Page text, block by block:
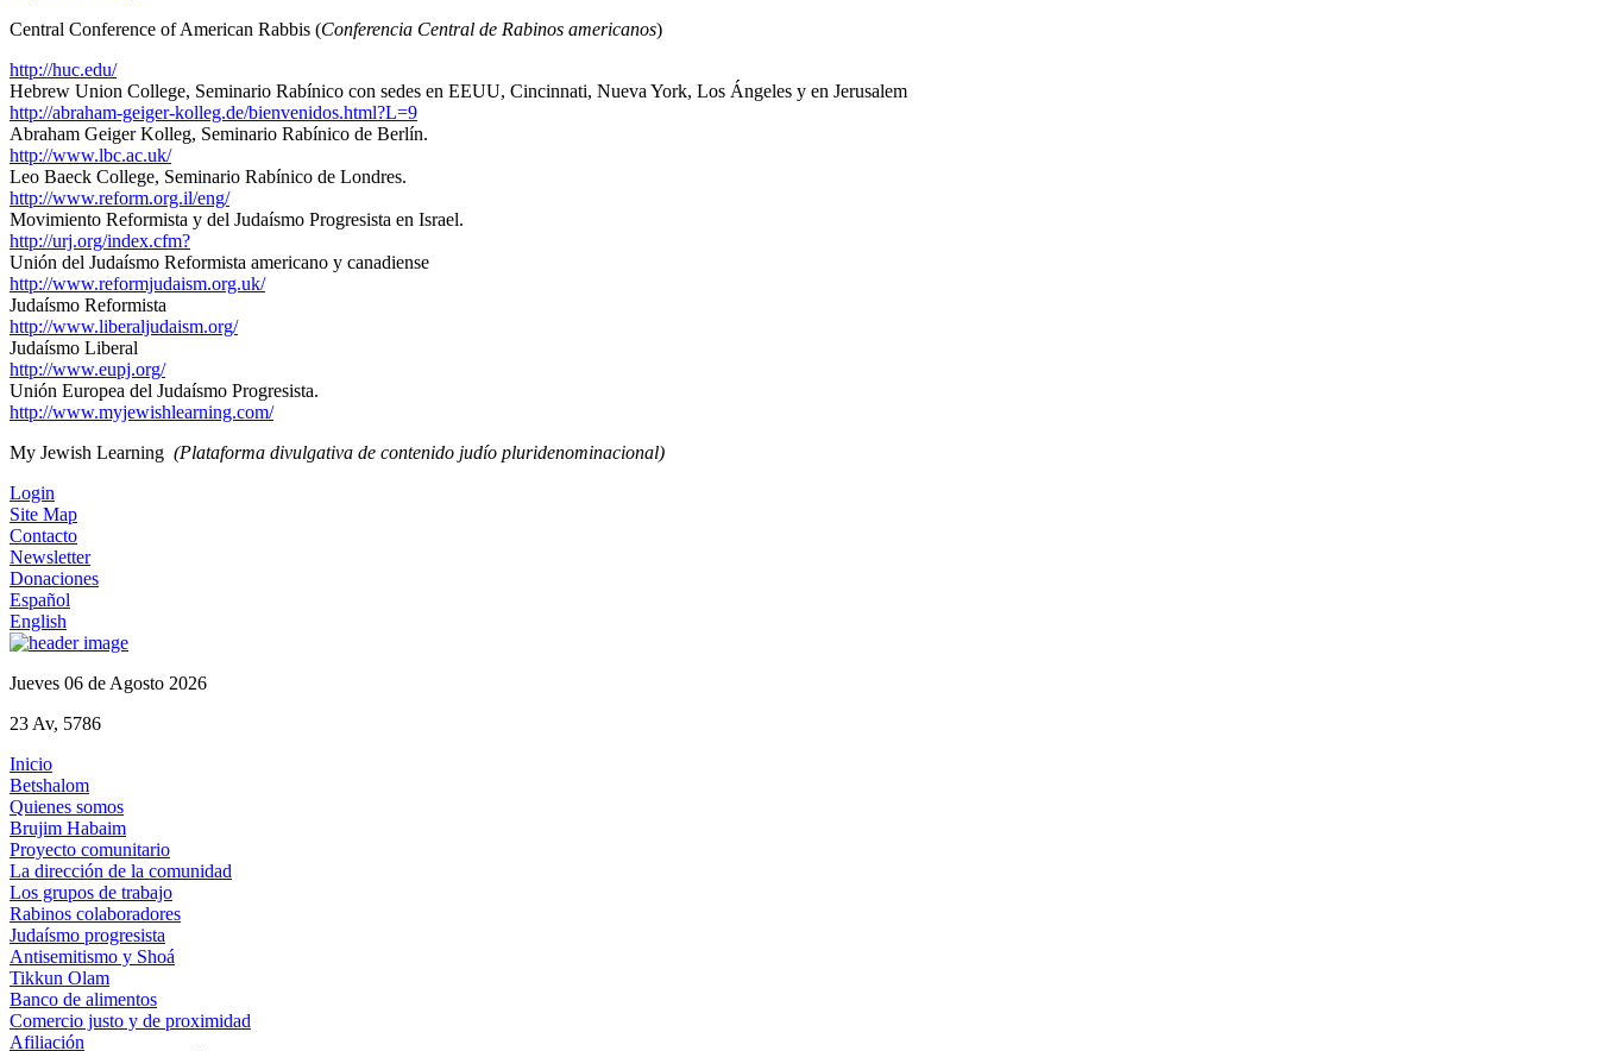
Central Conference of American Rabbis (Conferencia Central de Rabinos americanos)
http://huc.edu/
Hebrew Union College, Seminario Rabínico con sedes en EEUU, Cincinnati, Nueva York, Los Ángeles y en Jerusalem
http://abraham-geiger-kolleg.de/bienvenidos.html?L=9
Abraham Geiger Kolleg, Seminario Rabínico de Berlín.
http://www.lbc.ac.uk/
Leo Baeck College, Seminario Rabínico de Londres.
http://www.reform.org.il/eng/
Movimiento Reformista y del Judaísmo Progresista en Israel.
http://urj.org/index.cfm?
Unión del Judaísmo Reformista americano y canadiense
http://www.reformjudaism.org.uk/
Judaísmo Reformista
http://www.liberaljudaism.org/
Judaísmo Liberal
http://www.eupj.org/
Unión Europea del Judaísmo Progresista.
http://www.myjewishlearning.com/
My Jewish Learning (Plataforma divulgativa de contenido judío pluridenominacional)
Login
Site Map
Contacto
Newsletter
Donaciones
Español
English
Jueves 06 de Agosto 2026
23 Av, 5786
Inicio
Betshalom
Quienes somos
Brujim Habaim
Proyecto comunitario
La dirección de la comunidad
Los grupos de trabajo
Rabinos colaboradores
Judaísmo progresista
Antisemitismo y Shoá
Tikkun Olam
Banco de alimentos
Comercio justo y de proximidad
Afiliación